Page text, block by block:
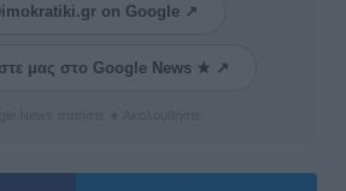
on Google ↗
μας στο Google News ★ ↗